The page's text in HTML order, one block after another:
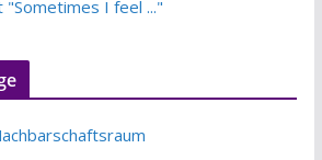
I feel ..."